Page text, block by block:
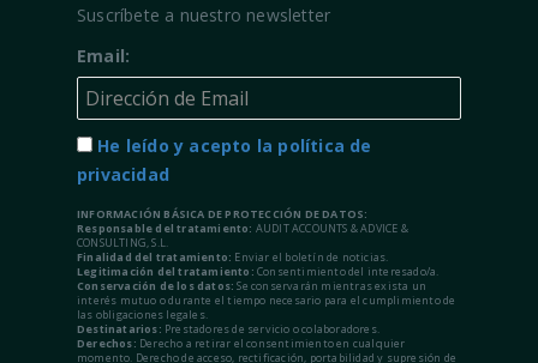
Suscríbete a nuestro newsletter
Email:
He leído y acepto la política de
privacidad
INFORMACIÓN BÁSICA DE PROTECCIÓN DE DATOS:
Responsable del tratamiento: AUDIT ACCOUNTS & ADVICE &
CONSULTING, S.L.
Finalidad del tratamiento: Enviar el boletín de noticias.
Legitimación del tratamiento: Consentimiento del interesado/a.
Conservación de los datos: Se conservarán mientras exista un
interés mutuo o durante el tiempo necesario para el cumplimiento de
las obligaciones legales.
Destinatarios: Prestadores de servicio o colaboradores.
Derechos: Derecho a retirar el consentimiento en cualquier
momento. Derecho de acceso, rectificación, portabilidad y supresión de